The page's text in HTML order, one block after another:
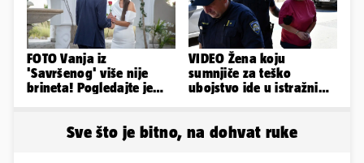
FOTO Vanja iz
'Savršenog' više nije
brineta! Pogledajte je
VIDEO Žena koju
sumnjiče za teško
ubojstvo ide u istražni
Sve što je bitno, na dohvat ruke